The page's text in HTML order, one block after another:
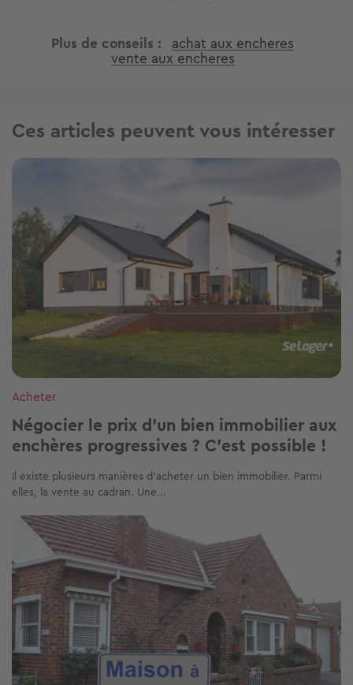
Plus de conseils achat aux encheres
vente aux encheres
Ces articles peuvent vous intéresser
Image
Acheter
Négocier le prix d'un bien immobilier aux
enchères progressives ? C'est possible !
Il existe plusieurs manières d'acheter un bien immobilier. Parmi
elles, la vente au cadran. Une...
Image